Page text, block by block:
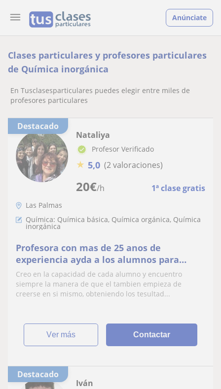
Anúnciate
Clases particulares y profesores particulares
de Química inorgánica
En Tusclasesparticulares puedes elegir entre miles de
profesores particulares
Destacado
20€/h 1ª clase gratis
Nataliya
Profesor Verificado
★ 5,0 (2 valoraciones)
Las Palmas
Química: Química básica, Química orgánica, Química
inorgánica
Profesora con mas de 25 anos de
experiencia ayda a los alumnos para
entender esa materia que les parece muy
complicada y dificil.
Creo en la capacidad de cada alumno y encuentro
siempre la manera de que el tambien empieza de
creerse en si mismo, obteniendo los tesultad...
ver más Contactar
Destacado
Iván